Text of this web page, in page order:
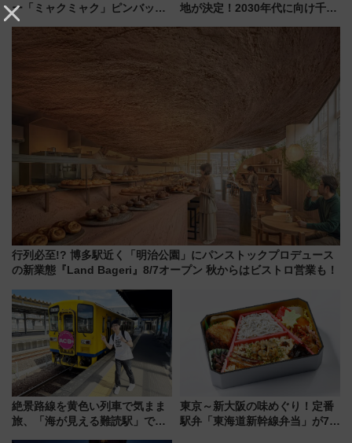
ー「ミャクミャク」ピンバッジ
新登場！関西の駅構内などで7月
地が決定！2030年代に向け千歳
行列必至!? 博多駅近く「明治公園」にパンストックプロデュース
の新業態『Land Bageri』8/7オープン 秋からはビストロ営業も！
絶景路線を黄色い列車で気まま
旅、「海が見える難読駅」で幸
東京～新大阪の味めぐり！定番
駅弁「東海道新幹線弁当」が7月